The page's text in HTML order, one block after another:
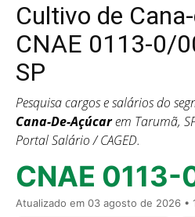
Cultivo de
CNAE 0113-0/
SP
Pesquisa cargos e salários do
Cana-De-Açúcarem Tarumã,
Portal Salário / CAGED.
CNAE
Atualizado em 03 agosto de 2026 •